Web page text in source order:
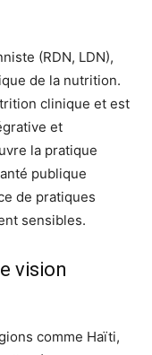
(RDN, LDN),
de la nutrition.
clinique et est
et
la pratique
publique
de pratiques
sensibles.
vision
comme Haïti,